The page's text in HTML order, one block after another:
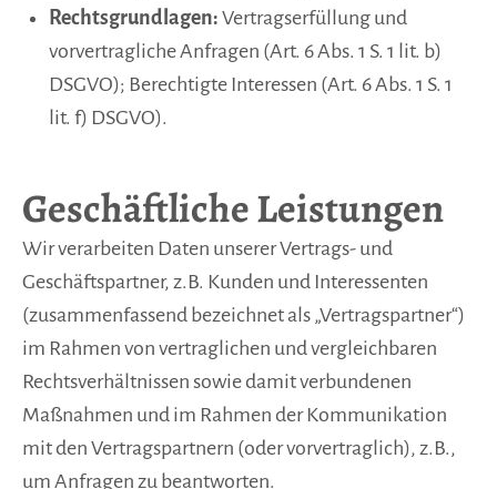
Rechtsgrundlagen: Vertragserfüllung und
vorvertragliche Anfragen (Art. 6 Abs. 1 S. 1 lit. b)
DSGVO); Berechtigte Interessen (Art. 6 Abs. 1 S. 1
lit. f) DSGVO).
Geschäftliche Leistungen
Wir verarbeiten Daten unserer Vertrags- und
Geschäftspartner, z.B. Kunden und Interessenten
(zusammenfassend bezeichnet als „Vertragspartner“)
im Rahmen von vertraglichen und vergleichbaren
Rechtsverhältnissen sowie damit verbundenen
Maßnahmen und im Rahmen der Kommunikation
mit den Vertragspartnern (oder vorvertraglich), z.B.,
um Anfragen zu beantworten.